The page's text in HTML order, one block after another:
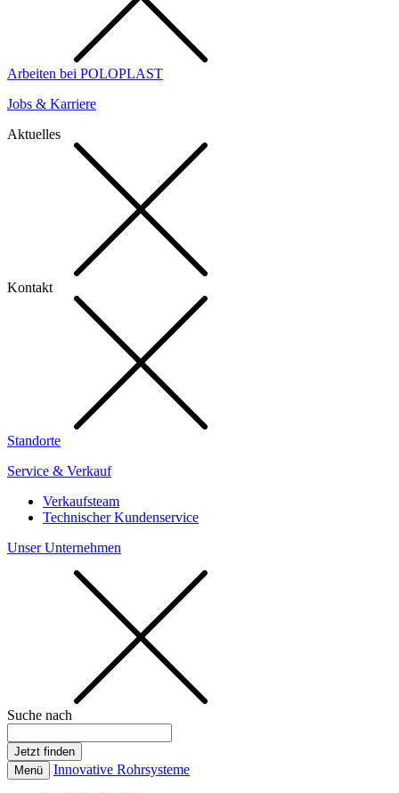
Arbeiten bei POLOPLAST
Jobs & Karriere
Aktuelles
Kontakt
Standorte
Service & Verkauf
Verkaufsteam
Technischer Kundenservice
Unser Unternehmen
Suche nach
Menü Innovative Rohrsysteme